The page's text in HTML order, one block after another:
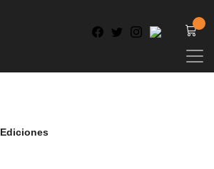
Ediciones